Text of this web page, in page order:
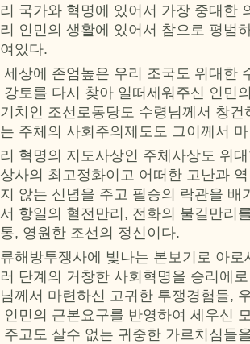
국가와 혁명에 있어서 가장 중대한
인민의 생활에 있어서 참으로 평범
있다.
세상에 존엄높은 우리 조국도 위대한
강토를 다시 찾아 일떠세워주신 인민
치인 조선로동당도 수령님께서 창
주체의 사회주의제도도 그이께서
혁명의 지도사상인 주체사상도 위
사의 최고정화이고 어떠한 고난과
않는 신념을 주고 필승의 락관을 배
항일의 혈전만리, 전화의 불길만리
, 영원한 조선의 정신이다.
해방투쟁사에 빛나는 본보기로 아
단계의 거창한 사회혁명을 승리에
께서 마련하신 고귀한 투쟁경험들,
인민의 근본요구를 반영하여 세우신
주고도 살수 없는 귀중한 가르치심들